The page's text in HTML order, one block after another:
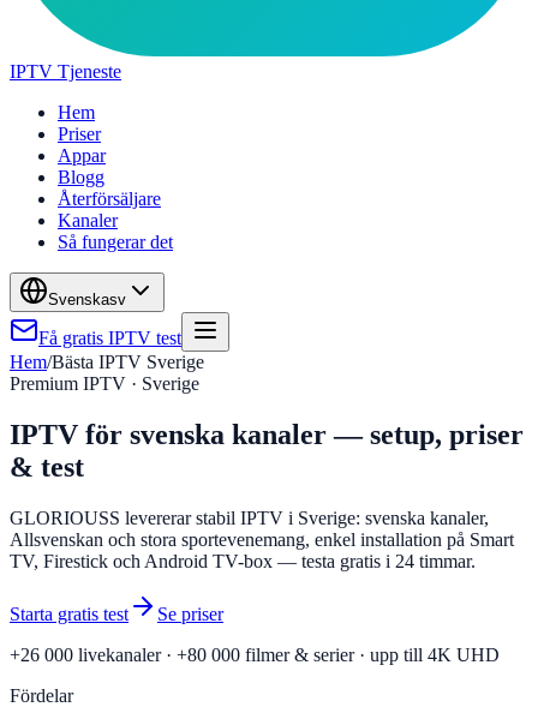
IPTV Tjeneste
Hem
Priser
Appar
Blogg
Återförsäljare
Kanaler
Så fungerar det
Svenskasv
Få gratis IPTV test
Hem/Bästa IPTV Sverige
Premium IPTV · Sverige
IPTV för svenska kanaler — setup, priser
& test
GLORIOUSS levererar stabil IPTV i Sverige: svenska kanaler,
Allsvenskan och stora sportevenemang, enkel installation på Smart
TV, Firestick och Android TV-box — testa gratis i 24 timmar.
Starta gratis test
Se priser
+26 000 livekanaler · +80 000 filmer & serier · upp till 4K UHD
Fördelar